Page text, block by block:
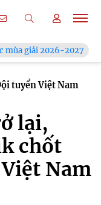
Xã Hùng Châu
tuyển Việt Nam
lại,
chốt
Nam